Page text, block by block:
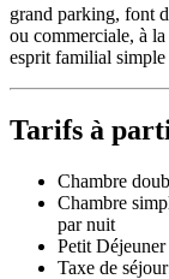
grand parking, font
ou commerciale, à
esprit familial simple
Tarifs à
Chambre
Chambre
par nuit
Petit
Taxe de